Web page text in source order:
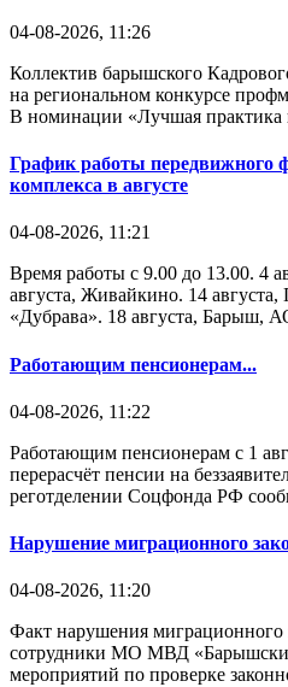
04-08-2026, 11:26
Коллектив барышского
на региональном конкурсе
В номинации «Лучшая практика
График работы передвижного
комплекса в августе
04-08-2026, 11:21
Время работы с 9.00 до 13.00. 4
августа, Живайкино. 14
«Дубрава». 18 августа, Барыш,
Работающим пенсионерам...
04-08-2026, 11:22
Работающим пенсионерам с 1
перерасчёт пенсии на
реготделении Соцфонда РФ
Нарушение миграционного
04-08-2026, 11:20
Факт нарушения миграционного
сотрудники МО МВД
мероприятий по проверке